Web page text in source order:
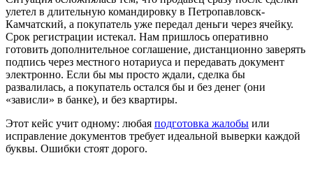
улетел в длительную командировку в Петропавловск-
Камчатский, а покупатель уже передал деньги через ячейку.
Срок регистрации истекал. Нам пришлось оперативно
готовить дополнительное соглашение, дистанционно заверять
подпись через местного нотариуса и передавать документ
электронно. Если бы мы просто ждали, сделка бы
развалилась, а покупатель остался бы и без денег (они
«зависли» в банке), и без квартиры.
Этот кейс учит одному: любая подготовка жалобы или
исправление документов требует идеальной выверки каждой
буквы. Ошибки стоят дорого.